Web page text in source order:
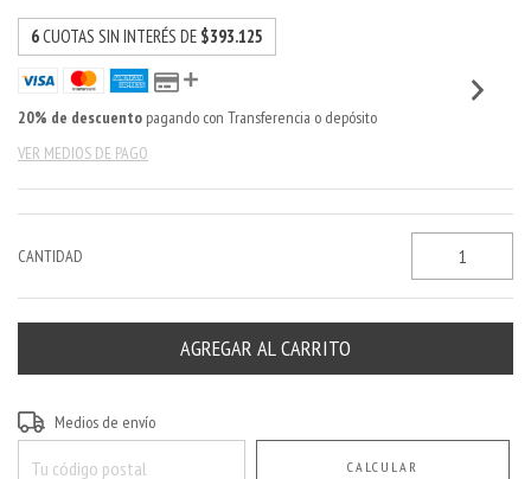
6CUOTAS SIN INTERÉS DE $393.125
20% de descuento pagando con Transferencia o depósito
VER MEDIOS DE PAGO
CANTIDAD
Entregas para el CP:
Medios de envío
CALCULAR